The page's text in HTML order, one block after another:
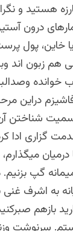
هستید و
درون
خاین، پول
هم زبون اند
خوانده
دراین
شناختن
گزاری ادا
میگذارم،
گپ بزنیم.
به اشرف
بازهم